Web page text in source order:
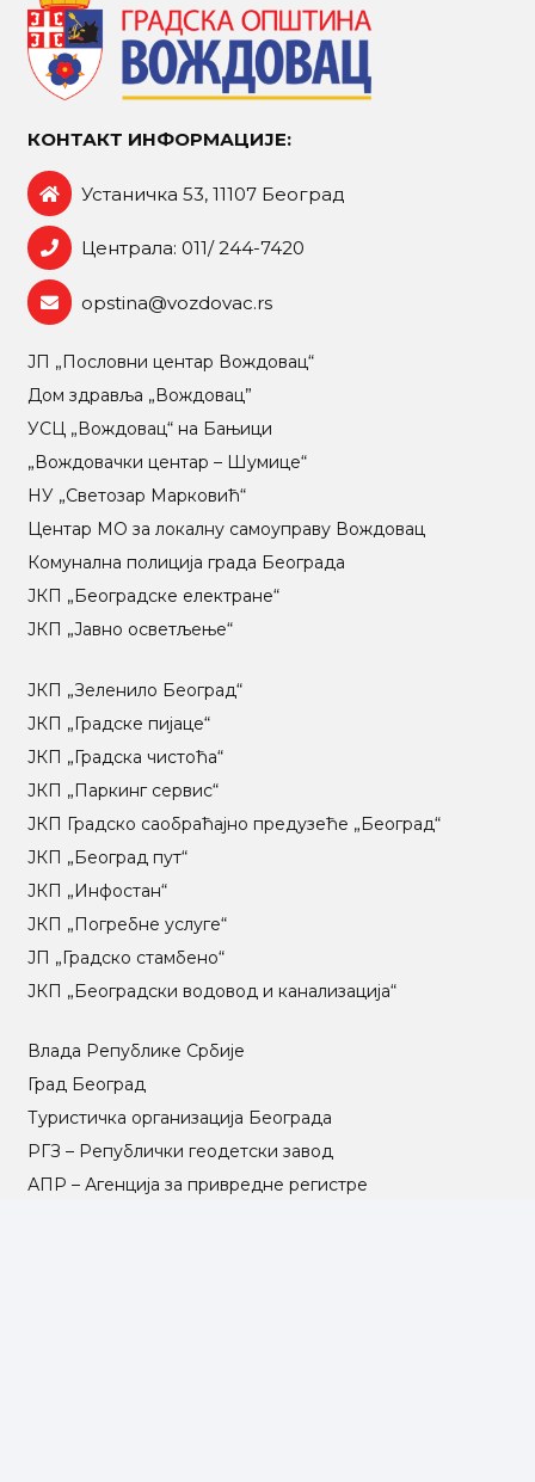
КОНТАКТ ИНФОРМАЦИЈЕ:
Устаничка 53, 11107 Београд
Централа: 011/ 244-7420
opstina@vozdovac.rs
ЈП „Пословни центар Вождовац“
Дом здравља „Вождовац”
УСЦ „Вождовац“ на Бањици
„Вождовачки центар – Шумице“
НУ „Светозар Марковић“
Центар МO за локалну самоуправу Вождовац
Комунална полиција града Београда
ЈКП „Београдске електране“
ЈКП „Јавно осветљење“
ЈКП „Зеленило Београд“
ЈКП „Градске пијаце“
ЈКП „Градска чистоћа“
ЈКП „Паркинг сервис“
ЈКП Градско саобраћајно предузеће „Београд“
ЈКП „Београд пут“
ЈКП „Инфостан“
ЈКП „Погребне услуге“
ЈП „Градско стамбено“
ЈКП „Београдски водовод и канализација“
Влада Републике Србије
Град Београд
Туристичка организација Београда
РГЗ – Републички геодетски завод
АПР – Агенција за привредне регистре